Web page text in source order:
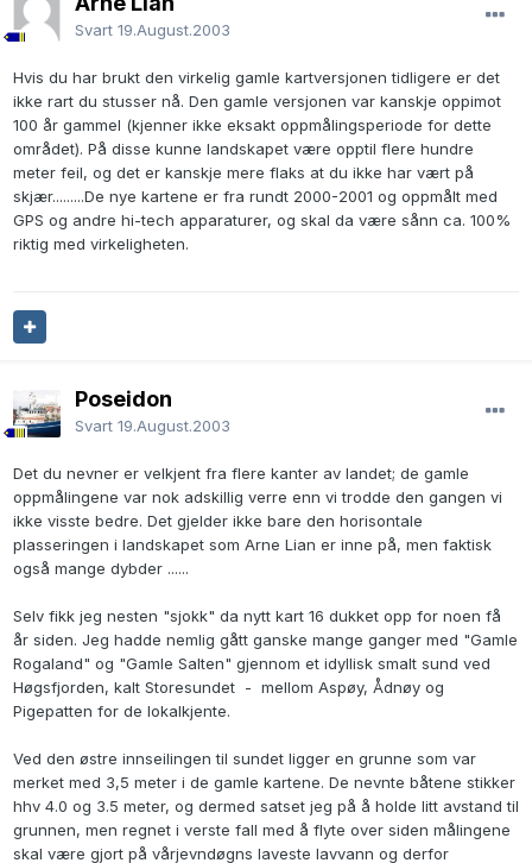
Svart 19.August.2003
Hvis du har brukt den virkelig gamle kartversjonen tidligere er det
ikke rart du stusser nå. Den gamle versjonen var kanskje oppimot
100 år gammel (kjenner ikke eksakt oppmålingsperiode for dette
området). På disse kunne landskapet være opptil flere hundre
meter feil, og det er kanskje mere flaks at du ikke har vært på
skjær.........De nye kartene er fra rundt 2000-2001 og oppmålt med
GPS og andre hi-tech apparaturer, og skal da være sånn ca. 100%
riktig med virkeligheten.
Poseidon
Svart 19.August.2003
Det du nevner er velkjent fra flere kanter av landet; de gamle
oppmålingene var nok adskillig verre enn vi trodde den gangen vi
ikke visste bedre. Det gjelder ikke bare den horisontale
plasseringen i landskapet som Arne Lian er inne på, men faktisk
også mange dybder ......
Selv fikk jeg nesten "sjokk" da nytt kart 16 dukket opp for noen få
år siden. Jeg hadde nemlig gått ganske mange ganger med "Gamle
Rogaland" og "Gamle Salten" gjennom et idyllisk smalt sund ved
Høgsfjorden, kalt Storesundet - mellom Aspøy, Ådnøy og
Pigepatten for de lokalkjente.
Ved den østre innseilingen til sundet ligger en grunne som var
merket med 3,5 meter i de gamle kartene. De nevnte båtene stikker
hhv 4.0 og 3.5 meter, og dermed satset jeg på å holde litt avstand til
grunnen, men regnet i verste fall med å flyte over siden målingene
skal være gjort på vårjevndøgns laveste lavvann og derfor